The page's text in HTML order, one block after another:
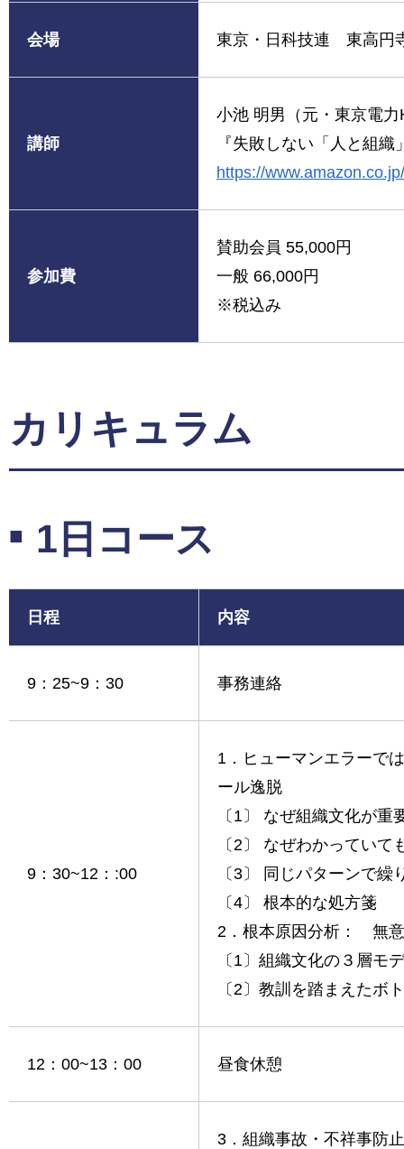
会場 東京・日科技連 東高円
講師
小池 明男（元・東京電
『失敗しない「人と組織
https://
参加費
賛助会員 55,000円
一般 66,000円
※税込み
カリキュラム
1日コース
日程 内容
9：25~9：30 事務連絡
9：30~12：:00
1．ヒューマンエラーで
ール逸脱
〔1〕 なぜ組織文化が重
〔2〕 なぜわかってい
〔3〕 同じパターンで
〔4〕 根本的な処方箋
2．根本原因分析： 無意
〔1〕組織文化の３層モ
〔2〕教訓を踏まえたボ
12：00~13：00 昼食休憩
3．組織事故・不祥事防